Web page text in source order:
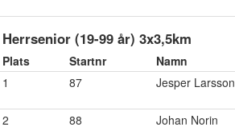
Herrsenior (19-99 år) 3x3,5km
Plats Startnr Namn
1
87 Jesper Larsson
2 88 Johan Norin